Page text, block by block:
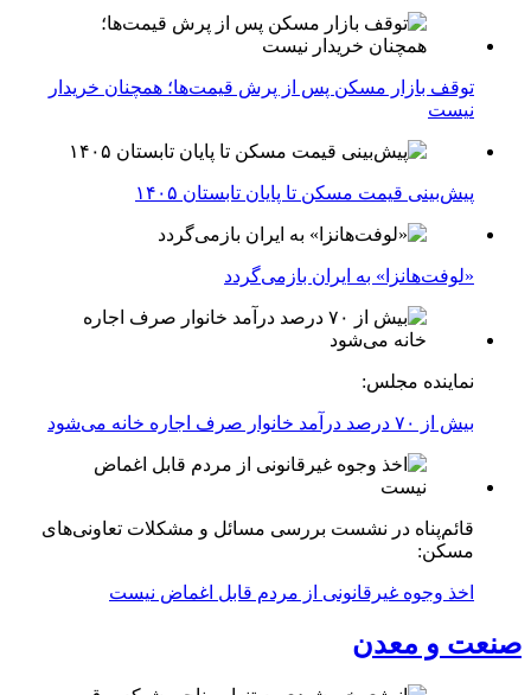
توقف بازار مسکن پس از پرش قیمت‌ها؛ همچنان خریدار
نیست
پیش‌بینی قیمت مسکن تا پایان تابستان ۱۴۰۵
«لوفت‌هانزا» به ایران بازمی‌گردد
نماینده مجلس:
بیش از ۷۰ درصد درآمد خانوار صرف اجاره خانه می‌شود
قائم‌پناه در نشست بررسی مسائل و مشکلات تعاونی‌های
مسکن:
اخذ وجوه غیرقانونی از مردم قابل اغماض نیست
صنعت و معدن